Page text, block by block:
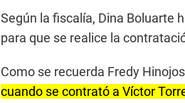
Según la fiscalía, Dina Boluarte
para que se realice la
Como se recuerda Fredy
cuando se contrató a Víctor